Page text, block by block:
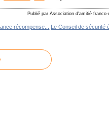
Publié par Association d'amitié franco-
récompense... Le Conseil de sécurité